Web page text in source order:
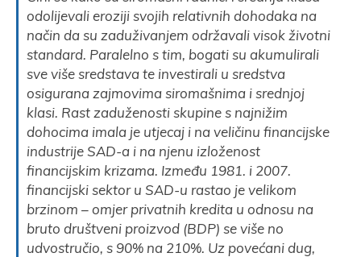
odolijevali eroziji svojih relativnih dohodaka na
način da su zaduživanjem održavali visok životni
standard. Paralelno s tim, bogati su akumulirali
sve više sredstava te investirali u sredstva
osigurana zajmovima siromašnima i srednjoj
klasi. Rast zaduženosti skupine s najnižim
dohocima imala je utjecaj i na veličinu financijske
industrije SAD-a i na njenu izloženost
financijskim krizama. Između 1981. i 2007.
financijski sektor u SAD-u rastao je velikom
brzinom – omjer privatnih kredita u odnosu na
bruto društveni proizvod (BDP) se više no
udvostručio, s 90% na 210%. Uz povećani dug,